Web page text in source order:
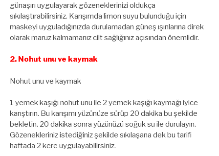
günaşırı uygulayarak gözeneklerinizi oldukça
sıkılaştırabilirsiniz. Karışımda limon suyu bulunduğu için
maskeyi uyguladığınızda durulamadan güneş ışınlarına direk
olarak maruz kalmamanız cilt sağlığınız açısından önemlidir.
2. Nohut unu ve kaymak
Nohut unu ve kaymak
1 yemek kaşığı nohut unu ile 2 yemek kaşığı kaymağı iyice
karıştırın. Bu karışımı yüzünüze sürüp 20 dakika bu şekilde
bekletin. 20 dakika sonra yüzünüzü soğuk su ile durulayın.
Gözenekleriniz istediğiniz şekilde sıkılaşana dek bu tarifi
haftada 2 kere uygulayabilirsiniz.